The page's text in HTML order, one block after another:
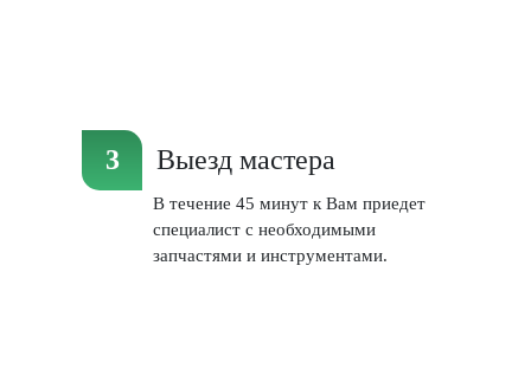
Выезд мастера
В течение 45 минут к Вам приедет
специалист с необходимыми
запчастями и инструментами.